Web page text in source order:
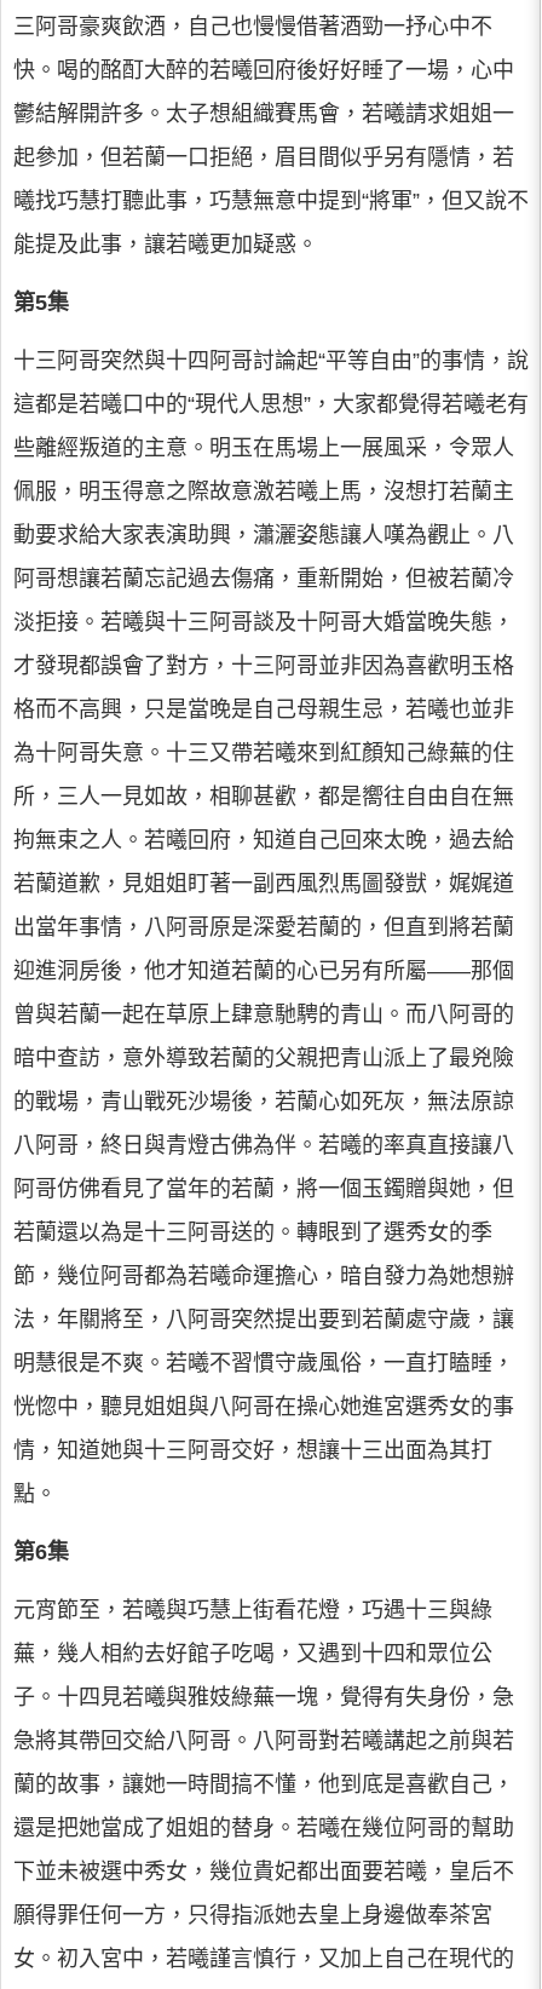
三阿哥豪爽飲酒，自己也慢慢借著酒勁一抒心中不
快。喝的酩酊大醉的若曦回府後好好睡了一場，心中
鬱結解開許多。太子想組織賽馬會，若曦請求姐姐一
起參加，但若蘭一口拒絕，眉目間似乎另有隱情，若
曦找巧慧打聽此事，巧慧無意中提到“將軍”，但又說不
能提及此事，讓若曦更加疑惑。
第5集
十三阿哥突然與十四阿哥討論起“平等自由”的事情，說
這都是若曦口中的“現代人思想”，大家都覺得若曦老有
些離經叛道的主意。明玉在馬場上一展風采，令眾人
佩服，明玉得意之際故意激若曦上馬，沒想打若蘭主
動要求給大家表演助興，瀟灑姿態讓人嘆為觀止。八
阿哥想讓若蘭忘記過去傷痛，重新開始，但被若蘭冷
淡拒接。若曦與十三阿哥談及十阿哥大婚當晚失態，
才發現都誤會了對方，十三阿哥並非因為喜歡明玉格
格而不高興，只是當晚是自己母親生忌，若曦也並非
為十阿哥失意。十三又帶若曦來到紅顏知己綠蕪的住
所，三人一見如故，相聊甚歡，都是嚮往自由自在無
拘無束之人。若曦回府，知道自己回來太晚，過去給
若蘭道歉，見姐姐盯著一副西風烈馬圖發獃，娓娓道
出當年事情，八阿哥原是深愛若蘭的，但直到將若蘭
迎進洞房後，他才知道若蘭的心已另有所屬――那個
曾與若蘭一起在草原上肆意馳騁的青山。而八阿哥的
暗中查訪，意外導致若蘭的父親把青山派上了最兇險
的戰場，青山戰死沙場後，若蘭心如死灰，無法原諒
八阿哥，終日與青燈古佛為伴。若曦的率真直接讓八
阿哥仿佛看見了當年的若蘭，將一個玉鐲贈與她，但
若蘭還以為是十三阿哥送的。轉眼到了選秀女的季
節，幾位阿哥都為若曦命運擔心，暗自發力為她想辦
法，年關將至，八阿哥突然提出要到若蘭處守歲，讓
明慧很是不爽。若曦不習慣守歲風俗，一直打瞌睡，
恍惚中，聽見姐姐與八阿哥在操心她進宮選秀女的事
情，知道她與十三阿哥交好，想讓十三出面為其打
點。
第6集
元宵節至，若曦與巧慧上街看花燈，巧遇十三與綠
蕪，幾人相約去好館子吃喝，又遇到十四和眾位公
子。十四見若曦與雅妓綠蕪一塊，覺得有失身份，急
急將其帶回交給八阿哥。八阿哥對若曦講起之前與若
蘭的故事，讓她一時間搞不懂，他到底是喜歡自己，
還是把她當成了姐姐的替身。若曦在幾位阿哥的幫助
下並未被選中秀女，幾位貴妃都出面要若曦，皇后不
願得罪任何一方，只得指派她去皇上身邊做奉茶宮
女。初入宮中，若曦謹言慎行，又加上自己在現代的